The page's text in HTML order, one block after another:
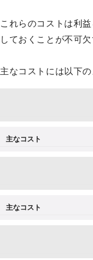
これらのコストは利
しておくことが不可欠
主なコストには以下
主なコスト
主なコスト